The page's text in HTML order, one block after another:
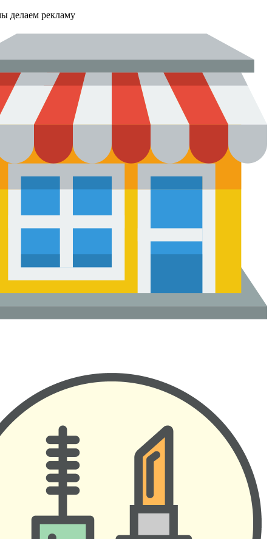
делаем рекламу